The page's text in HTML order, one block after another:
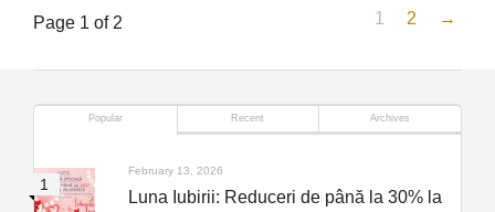
Page 1 of 2 1 2 →
Popular Recent Archives
February 13, 2026
Luna Iubirii: Reduceri de până la 30% la